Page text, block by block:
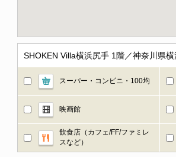
SHOKEN Villa横浜尻手 1階／神奈川県
スーパー・コンビニ・100均
映画館
飲食店（カフェ/FF/ファミレ
スなど）